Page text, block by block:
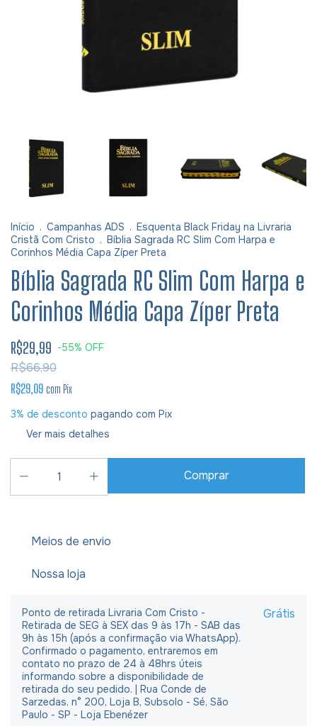
Início . Campanhas ADS . Esquenta Black Friday na Livraria
Cristã Com Cristo . Bíblia Sagrada RC Slim Com Harpa e
Corinhos Média Capa Zíper Preta
Bíblia Sagrada RC Slim Com Harpa e
Corinhos Média Capa Zíper Preta
R$29,99 -55% OFF
R$66,90
R$29,09 com Pix
3% de desconto pagando com Pix
Ver mais detalhes
Meios de envio
Nossa loja
Ponto de retirada Livraria Com Cristo -
Retirada de SEG à SEX das 9 às 17h - SAB das
9h às 15h (após a confirmação via WhatsApp).
Confirmado o pagamento, entraremos em
contato no prazo de 24 à 48hrs úteis
informando sobre a disponibilidade de
retirada do seu pedido. | Rua Conde de
Sarzedas, n° 200, Loja B, Subsolo - Sé, São
Paulo - SP - Loja Ebenézer
Grátis